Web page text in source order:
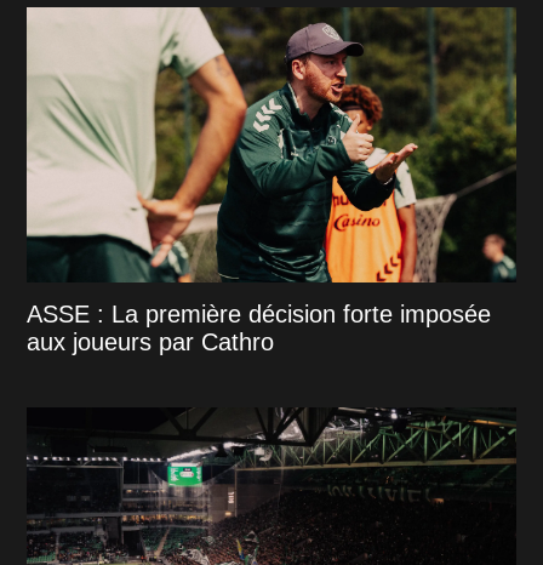
ASSE : La première décision forte imposée
aux joueurs par Cathro